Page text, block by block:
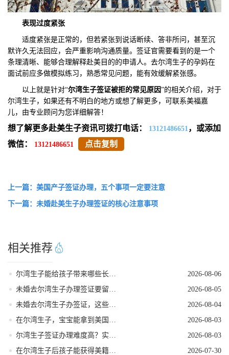
表现过度紧张
适度紧张是正常的，但若紧张到说话断续、答非所问，甚至沉
默许久无法回应，会严重影响沟通质量。签证官需要看到的是一个
条理清晰、能够合理解释赴美目的的申请人。去尔湾生子的孕妈在
面试前应多做模拟练习，熟悉常见问题，能有效缓解紧张感。
以上就是针对“尔湾生子签证被拒的常见原 因”的相关介绍，对于
尔湾生子，如果还有不明白的地方或想了解更多，可联系美福嘉
儿，由专业顾问为您详细解答！
想了解更多赴美生子资讯可拨打电话： 13121486651 ，或添加
微信：
13121486651 点击复制
上一篇：美国产子签证办理，五个事项一定要注意
下一篇：未婚赴美生子办理签证的核心注意事项
相关推荐
2026-08-06
2026-08-05
2026-08-04
2026-08-03
2026-08-03
2026-07-30